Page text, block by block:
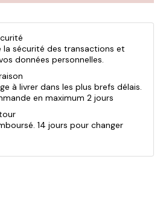
la sécurité des transactions et
données personnelles.
à livrer dans les plus brefs délais.
en maximum 2 jours
14 jours pour changer